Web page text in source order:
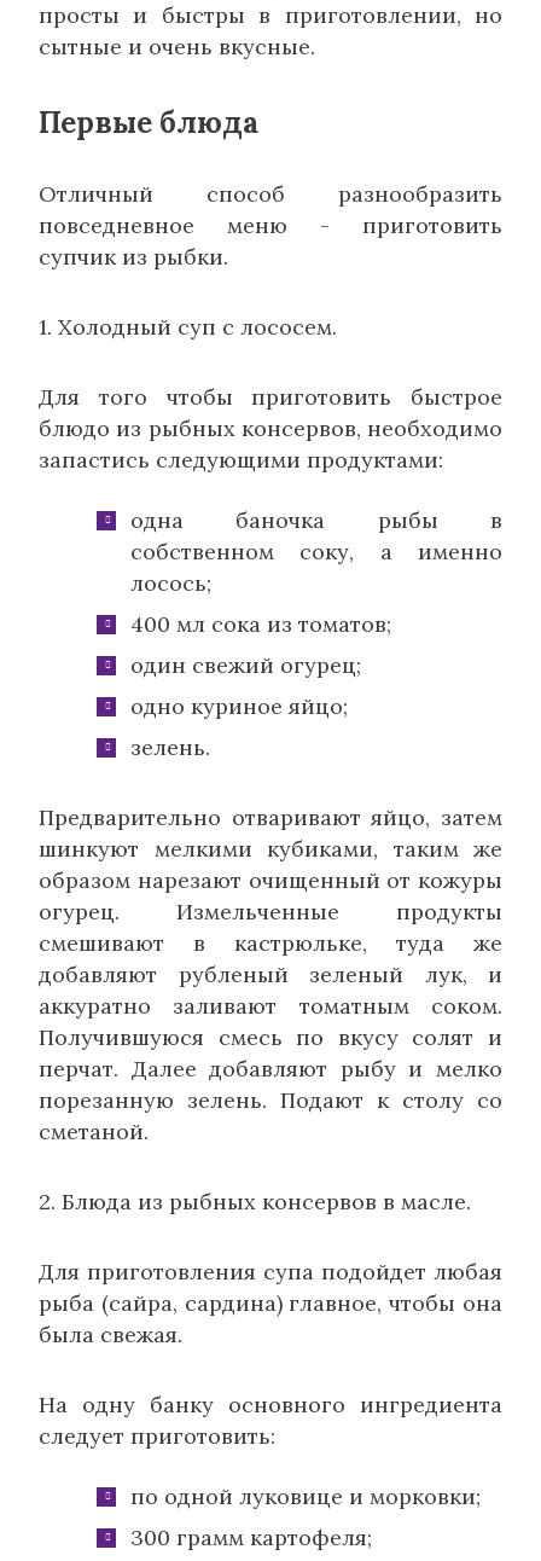
просты и быстры в приготовлении, но
сытные и очень вкусные.
Первые блюда
Отличный способ разнообразить
повседневное меню - приготовить
супчик из рыбки.
1. Холодный суп с лососем.
Для того чтобы приготовить быстрое
блюдо из рыбных консервов, необходимо
запастись следующими продуктами:
одна баночка рыбы в
собственном соку, а именно
лосось;
400 мл сока из томатов;
один свежий огурец;
одно куриное яйцо;
зелень.
Предварительно отваривают яйцо, затем
шинкуют мелкими кубиками, таким же
образом нарезают очищенный от кожуры
огурец. Измельченные продукты
смешивают в кастрюльке, туда же
добавляют рубленый зеленый лук, и
аккуратно заливают томатным соком.
Получившуюся смесь по вкусу солят и
перчат. Далее добавляют рыбу и мелко
порезанную зелень. Подают к столу со
сметаной.
2. Блюда из рыбных консервов в масле.
Для приготовления супа подойдет любая
рыба (сайра, сардина) главное, чтобы она
была свежая.
На одну банку основного ингредиента
следует приготовить:
по одной луковице и морковки;
300 грамм картофеля;